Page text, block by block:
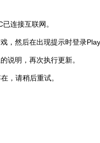
连接互联网。
，然后在出现提示时登录
说明，再次执行更新。
，请稍后重试。